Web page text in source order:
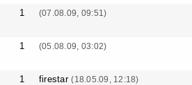
1 (07.08.09, 09:51)
1 (05.08.09, 03:02)
1 firestar(18.05.09, 12:18)